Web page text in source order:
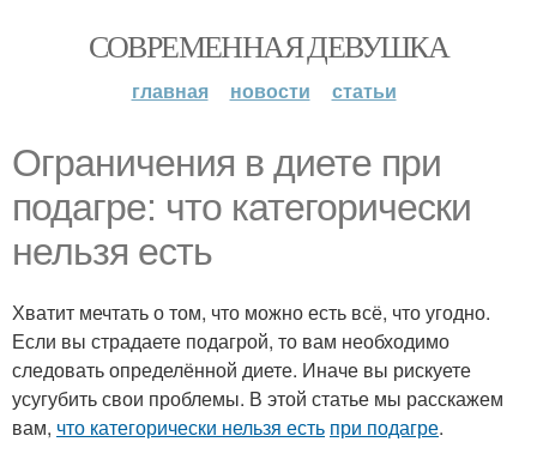
СОВРЕМЕННАЯ ДЕВУШКА
главная новости статьи
Ограничения в диете при
подагре: что категорически
нельзя есть
Хватит мечтать о том, что можно есть всё, что угодно.
Если вы страдаете подагрой, то вам необходимо
следовать определённой диете. Иначе вы рискуете
усугубить свои проблемы. В этой статье мы расскажем
вам, что категорически нельзя есть при подагре.